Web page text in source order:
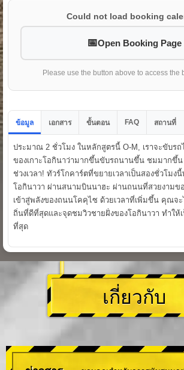
Could not load booking
Open Booking Page
Please use the button above to access the
ข้อมูล เอกสาร ขั้นตอน FAQ สถานที่
ประมาณ 2 ชั่วโมง ในหลักสูตรนี้ O-M, เราจะขับรถ
ของเกาะโอกินาว่ามากขึ้นขับรถนานขึ้น ชมมากขึ้น
ช่วงเวลา! ทัวร์โกคาร์ตที่ขยายเวลาเป็นสองชั่วโม
โอกินาวา ผ่านสนามบินนาฮะ ผ่านถนนที่สวยงามขอ
เข้าสู่พลังของถนนโคคุไซ ด้วยเวลาที่เพิ่มขึ้น คุณจ
ถิ่นที่ดีที่สุดและจุดชมวิวชายฝั่งของโอกินาวา ทำให้
ที่สุด
เกี่ยวกับ